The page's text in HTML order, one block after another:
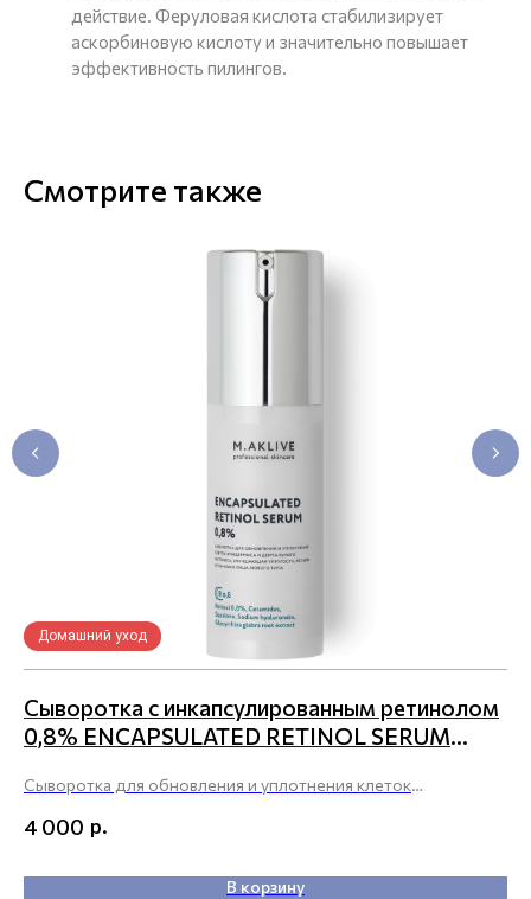
действие. Феруловая кислота стабилизирует
аскорбиновую кислоту и значительно повышает
эффективность пилингов.
Смотрите также
Домашний уход
Сыворотка с инкапсулированным ретинолом
0,8% ENCAPSULATED RETINOL SERUM
Сыворотка для обновления и уплотнения клеток
упругость, рельеф и тон кожи лица любого типа.
4 000 р.
В корзину